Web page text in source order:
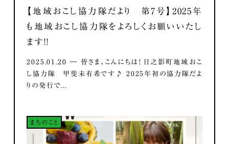
【地域おこし協力隊だより 第7号】2025年
も地域おこし協力隊をよろしくお願いいたし
ます！！
2025.01.20 ― 皆さま、こんにちは！ 日之影町地域おこ
し協力隊 甲斐未有希です♪ 2025年初の協力隊だよ
りの発行で...
まちのこと